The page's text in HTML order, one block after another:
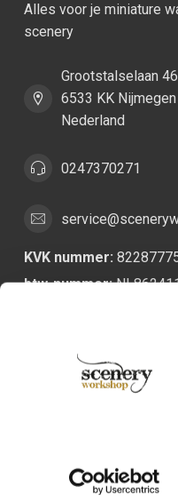
Alles voor je miniature
scenery
Grootstalselaan 46
6533 KK Nijmegen
Nederland
0247370271
KVK nummer:
btw-nummer: